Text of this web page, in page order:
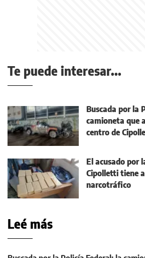
Te puede interesar...
Buscada por la
camioneta que
centro de
El acusado por
Cipolletti tiene
narcotráfico
Leé más